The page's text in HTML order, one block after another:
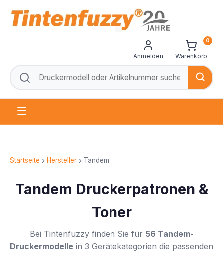
Anmelden Warenkorb
0
Startseite Hersteller Tandem
Tandem Druckerpatronen &
Toner
Bei Tintenfuzzy finden Sie für 56 Tandem-
Druckermodelle in 3 Gerätekategorien die passenden